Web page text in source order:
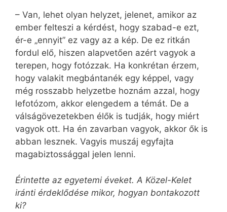
– Van, lehet olyan helyzet, jelenet, amikor az
ember felteszi a kérdést, hogy szabad-e ezt,
ér-e „ennyit” ez vagy az a kép. De ez ritkán
fordul elő, hiszen alapvetően azért vagyok a
terepen, hogy fotózzak. Ha konkrétan érzem,
hogy valakit megbántanék egy képpel, vagy
még rosszabb helyzetbe hoznám azzal, hogy
lefotózom, akkor elengedem a témát. De a
válságövezetekben élők is tudják, hogy miért
vagyok ott. Ha én zavarban vagyok, akkor ők is
abban lesznek. Vagyis muszáj egyfajta
magabiztossággal jelen lenni.
Érintette az egyetemi éveket. A Közel-Kelet
iránti érdeklődése mikor, hogyan bontakozott
ki?